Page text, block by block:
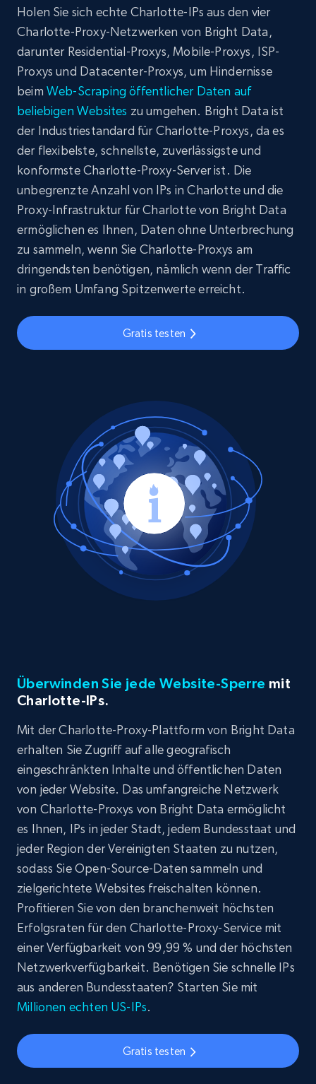
Holen Sie sich echte Charlotte-IPs aus den vier
Charlotte-Proxy-Netzwerken von Bright Data,
darunter Residential-Proxys, Mobile-Proxys, ISP-
Proxys und Datacenter-Proxys, um Hindernisse
beim Web-Scraping öffentlicher Daten auf
beliebigen Websites zu umgehen. Bright Data ist
der Industriestandard für Charlotte-Proxys, da es
der flexibelste, schnellste, zuverlässigste und
konformste Charlotte-Proxy-Server ist. Die
unbegrenzte Anzahl von IPs in Charlotte und die
Proxy-Infrastruktur für Charlotte von Bright Data
ermöglichen es Ihnen, Daten ohne Unterbrechung
zu sammeln, wenn Sie Charlotte-Proxys am
dringendsten benötigen, nämlich wenn der Traffic
in großem Umfang Spitzenwerte erreicht.
Gratis testen
Überwinden Sie jede Website-Sperre mit
Charlotte-IPs.
Mit der Charlotte-Proxy-Plattform von Bright Data
erhalten Sie Zugriff auf alle geografisch
eingeschränkten Inhalte und öffentlichen Daten
von jeder Website. Das umfangreiche Netzwerk
von Charlotte-Proxys von Bright Data ermöglicht
es Ihnen, IPs in jeder Stadt, jedem Bundesstaat und
jeder Region der Vereinigten Staaten zu nutzen,
sodass Sie Open-Source-Daten sammeln und
zielgerichtete Websites freischalten können.
Profitieren Sie von den branchenweit höchsten
Erfolgsraten für den Charlotte-Proxy-Service mit
einer Verfügbarkeit von 99,99 % und der höchsten
Netzwerkverfügbarkeit. Benötigen Sie schnelle IPs
aus anderen Bundesstaaten? Starten Sie mit
Millionen echten US-IPs.
Gratis testen